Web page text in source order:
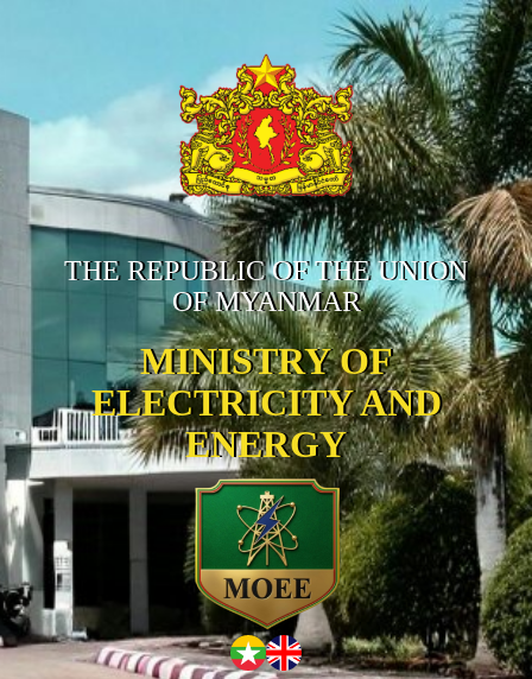
THE REPUBLIC OF THE UNION
OF MYANMAR
MINISTRY OF
ELECTRICITY AND
ENERGY